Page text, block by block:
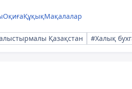
ОқиғаҚұқықМақалалар
Қазақстан #Халық